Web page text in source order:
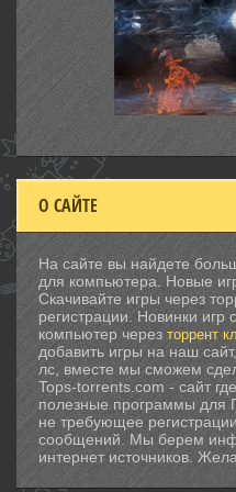
О САЙТЕ
На сайте вы найдете
для компьютера. Новые
Скачивайте игры через
регистрации. Новинки игр
компьютер через торрент
добавить игры на наш
лс, вместе мы сможем
Tops-torrents.com - сайт
полезные программы для
не требующее
сообщений. Мы берем
интернет источников.